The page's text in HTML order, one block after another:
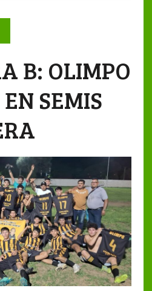
B: OLIMPO
SEMIS